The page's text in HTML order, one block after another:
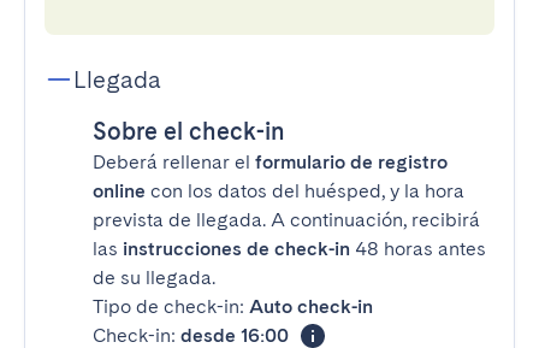
Llegada
Sobre el check-in
Deberá rellenar el formulario de registro
online con los datos del huésped, y la hora
prevista de llegada. A continuación, recibirá
las instrucciones de check-in 48 horas antes
de su llegada.
Tipo de check-in: Auto check-in
Check-in: desde 16:00